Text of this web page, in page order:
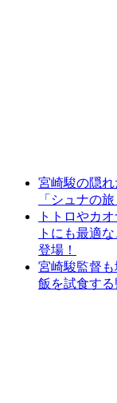
宮崎駿の隠
「シュナの
トトロやカ
トにも最適
登場！
宮崎駿監督
飯を試食す